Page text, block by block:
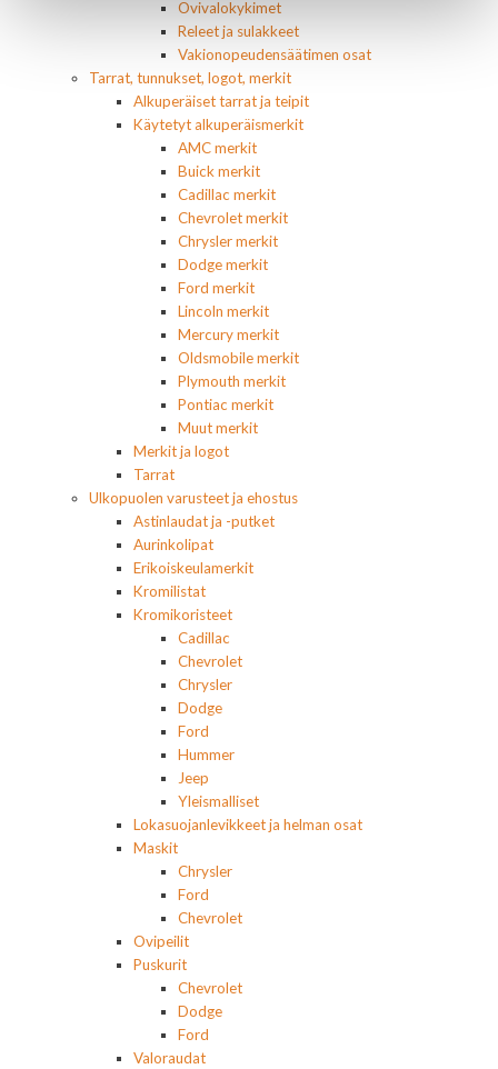
Ovivalokykimet
Releet ja sulakkeet
Vakionopeudensäätimen osat
Tarrat, tunnukset, logot, merkit
Alkuperäiset tarrat ja teipit
Käytetyt alkuperäismerkit
AMC merkit
Buick merkit
Cadillac merkit
Chevrolet merkit
Chrysler merkit
Dodge merkit
Ford merkit
Lincoln merkit
Mercury merkit
Oldsmobile merkit
Plymouth merkit
Pontiac merkit
Muut merkit
Merkit ja logot
Tarrat
Ulkopuolen varusteet ja ehostus
Astinlaudat ja -putket
Aurinkolipat
Erikoiskeulamerkit
Kromilistat
Kromikoristeet
Cadillac
Chevrolet
Chrysler
Dodge
Ford
Hummer
Jeep
Yleismalliset
Lokasuojanlevikkeet ja helman osat
Maskit
Chrysler
Ford
Chevrolet
Ovipeilit
Puskurit
Chevrolet
Dodge
Ford
Valoraudat